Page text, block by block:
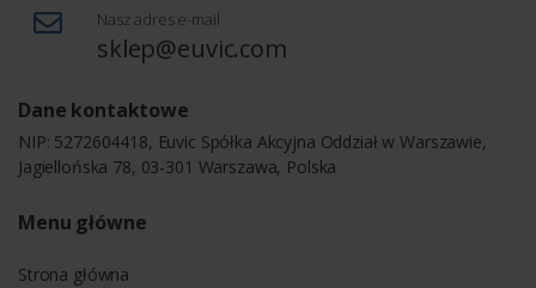
Nasz adres e-mail
sklep@euvic.com
Dane kontaktowe
NIP: 5272604418, Euvic Spółka Akcyjna Oddział w Warszawie,
Jagiellońska 78, 03-301 Warszawa, Polska
Menu główne
Strona główna